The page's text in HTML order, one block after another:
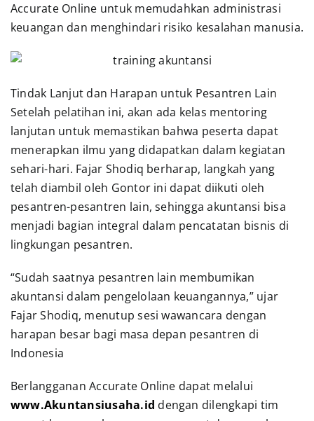
Accurate Online untuk memudahkan administrasi
keuangan dan menghindari risiko kesalahan manusia.
Tindak Lanjut dan Harapan untuk Pesantren Lain
Setelah pelatihan ini, akan ada kelas mentoring
lanjutan untuk memastikan bahwa peserta dapat
menerapkan ilmu yang didapatkan dalam kegiatan
sehari-hari. Fajar Shodiq berharap, langkah yang
telah diambil oleh Gontor ini dapat diikuti oleh
pesantren-pesantren lain, sehingga akuntansi bisa
menjadi bagian integral dalam pencatatan bisnis di
lingkungan pesantren.
“Sudah saatnya pesantren lain membumikan
akuntansi dalam pengelolaan keuangannya,” ujar
Fajar Shodiq, menutup sesi wawancara dengan
harapan besar bagi masa depan pesantren di
Indonesia
Berlangganan Accurate Online dapat melalui
www.Akuntansiusaha.id dengan dilengkapi tim